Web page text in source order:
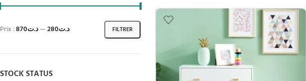
FILTRER
Prix : د.ت280 —د.ت870
STOCK STATUS